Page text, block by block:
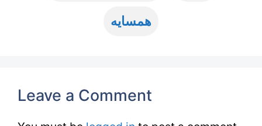
همسایه
Leave a Comment